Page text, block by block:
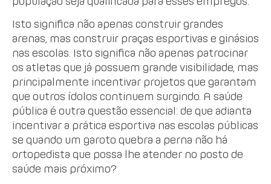
Isto significa não apenas construir grandes
arenas, mas construir praças esportivas e ginásios
nas escolas. Isto significa não apenas patrocinar
os atletas que já possuem grande visibilidade, mas
principalmente incentivar projetos que garantam
que outros ídolos continuem surgindo. A saúde
pública é outra questão essencial: de que adianta
incentivar a prática esportiva nas escolas públicas
se quando um garoto quebra a perna não há
ortopedista que possa lhe atender no posto de
saúde mais próximo?